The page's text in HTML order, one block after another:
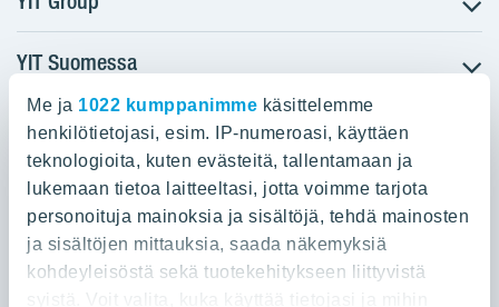
Me ja 1022 kumppanimme käsittelemme
henkilötietojasi, esim. IP-numeroasi, käyttäen
teknologioita, kuten evästeitä, tallentamaan ja
lukemaan tietoa laitteeltasi, jotta voimme tarjota
personoituja mainoksia ja sisältöjä, tehdä mainosten
ja sisältöjen mittauksia, saada näkemyksiä
kohdeyleisöstä sekä tuotekehitykseen liittyvistä
syistä. Voit valita, kuka käyttää tietojasi ja mihin
Tietoa YIT:stä
Töihin meille
Sijoittajat
Projektit
Vastuullisuus
Media
Yhteystiedot
YIT Suomessa
Myytävät asunnot
Vuokrattavat toimitilat
Kiinteistösijoittaminen
Infrarakentaminen
Toimitilarakentaminen
Teollisuusrakentaminen
YIT:n pääkonttori
Panuntie 11, PL 36, 00620 Helsinki
020 433 111